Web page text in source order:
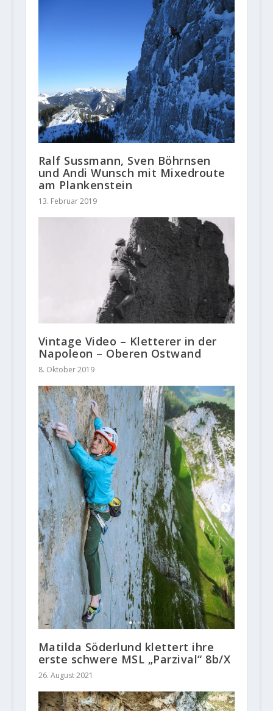
Ralf Sussmann, Sven Böhrnsen
und Andi Wunsch mit Mixedroute
am Plankenstein
13. Februar 2019
Vintage Video – Kletterer in der
Napoleon – Oberen Ostwand
8. Oktober 2019
Matilda Söderlund klettert ihre
erste schwere MSL „Parzival“ 8b/X
26. August 2021